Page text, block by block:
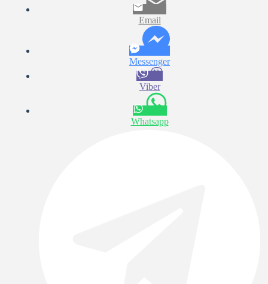
Email
Messenger
Viber
Whatsapp